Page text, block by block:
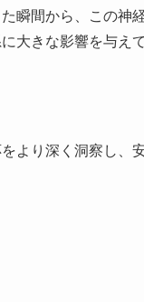
瞬間から、この神
大きな影響を与え
より深く洞察し、